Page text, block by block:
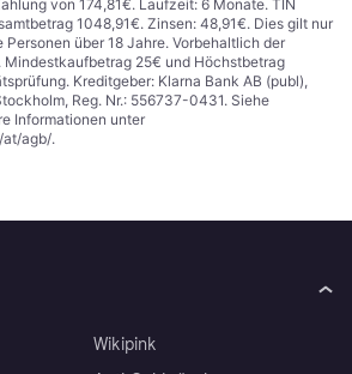
von 174,81€. Laufzeit: 6 Monate. TIN
1048,91€. Zinsen: 48,91€. Dies gilt nur
über 18 Jahre. Vorbehaltlich der
Mindestkaufbetrag 25€ und Höchstbetrag
Kreditgeber: Klarna Bank AB (publ),
Reg. Nr.: 556737-0431. Siehe
Informationen unter
at/agb/.
Wikipink